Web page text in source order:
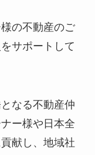
の不動産のご
サポートして
なる不動産仲
ー様や日本全
献し、地域社